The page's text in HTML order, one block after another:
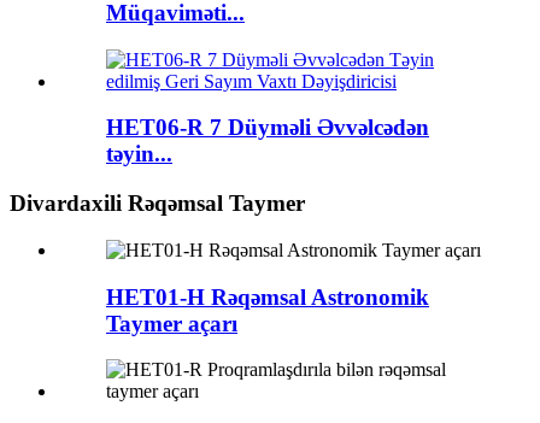
Müqaviməti...
HET06-R 7 Düyməli Əvvəlcədən
təyin...
Divardaxili Rəqəmsal Taymer
HET01-H Rəqəmsal Astronomik
Taymer açarı